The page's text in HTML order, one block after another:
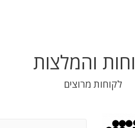
והמלצות
לקוחות מרוצים